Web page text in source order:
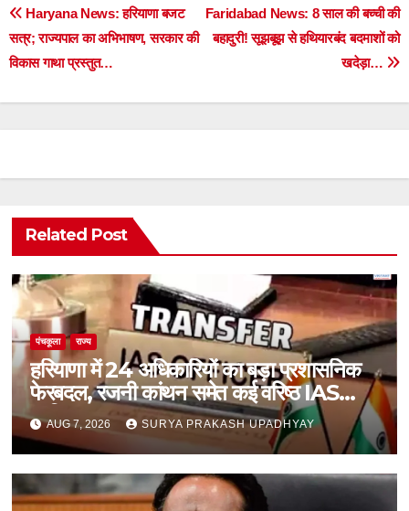
Post
navigation
Faridabad News: 8 साल की बच्ची की
बहादुरी! सूझबूझ से हथियारबंद बदमाशों को
खदेड़ा…
Haryana News: हरियाणा बजट
सत्र; राज्यपाल का अभिभाषण, सरकार की
विकास गाथा प्रस्तुत…
Related Post
पंचकूला राज्य
हरियाणा में 24 अधिकारियों का बड़ा प्रशासनिक
फेरबदल, रजनी कांथन समेत कई वरिष्ठ IAS
शामिल
AUG 7, 2026 SURYA PRAKASH UPADHYAY